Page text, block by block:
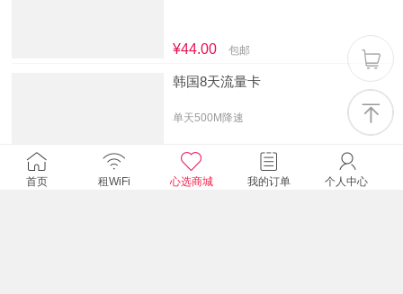
¥44.00 包邮
韩国8天流量卡
单天500M降速
首页 租WiFi 心选商城 我的订单 个人中心